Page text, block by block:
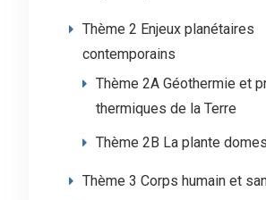
Thème 2 Enjeux planétaires
contemporains
Thème 2A Géothermie et
thermiques de la Terre
Thème 2B La plante
Thème 3 Corps humain et